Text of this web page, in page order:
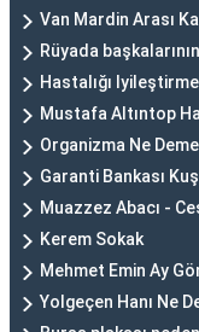
Van Mardin Arası
Rüyada
Hastalığı
Mustafa Altıntop
Organizma Ne
Garanti Bankası
Muazzez Abacı -
Kerem Sokak
Mehmet Emin Ay
Yolgeçen Hanı Ne